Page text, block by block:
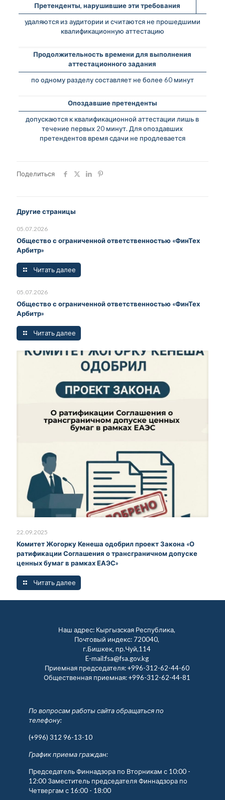
Претенденты, нарушившие эти требования
удаляются из аудитории и считаются не прошедшими
квалификационную аттестацию
Продолжительность времени для выполнения
аттестационного задания
по одному разделу составляет не более 60 минут
Опоздавшие претенденты
допускаются к квалификационной аттестации лишь в
течение первых 20 минут. Для опоздавших
претендентов время сдачи не продлевается
Поделиться
Другие страницы
05.07.2026
Общество с ограниченной ответственностью «ФинТех
Арбитр»
Читать далее
05.07.2026
Общество с ограниченной ответственностью «ФинТех
Арбитр»
Читать далее
22.09.2025
Комитет Жогорку Кенеша одобрил проект Закона «О
ратификации Соглашения о трансграничном допуске
ценных бумаг в рамках ЕАЭС»
Читать далее
Наш адрес: Кыргызская Республика,
Почтовый индекс: 720040,
г.Бишкек, пр.Чуй,114
E-mail:fsa@fsa.gov.kg
Приемная председателя:+996-312-62-44-60
Общественная приемная:+996-312-62-44-81
По вопросам работы сайта обращаться по
телефону:
(+996) 312 96-13-10
График приема граждан:
Председатель Финнадзора по Вторникам с 10:00 -
12:00 Заместитель председателя Финнадзора по
Четвергам с 16:00 - 18:00